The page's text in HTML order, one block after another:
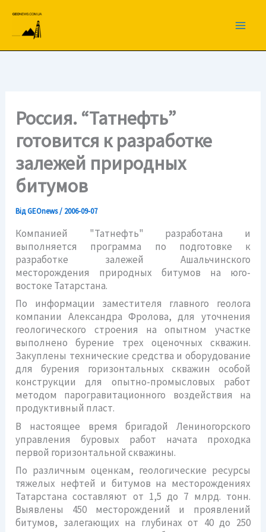
вмісту
Россия. “Татнефть”
готовится к разработке
залежей природных
битумов
ВідGEOnews/ 2006-09-07
Компанией "Татнефть" разработана и
выполняется программа по подготовке к
разработке залежей Ашальчинского
месторождения природных битумов на юго-
востоке Татарстана.
По информации заместителя главного геолога
компании Александра Фролова, для уточнения
геологического строения на опытном участке
выполнено бурение трех оценочных скважин.
Закуплены технические средства и оборудование
для бурения горизонтальных скважин особой
конструкции для опытно-промысловых работ
методом парогравитационного воздействия на
продуктивный пласт.
В настоящее время бригадой Лениногорского
управления буровых работ начата проходка
первой горизонтальной скважины.
По различным оценкам, геологические ресурсы
тяжелых нефтей и битумов на месторождениях
Татарстана составляют от 1,5 до 7 млрд. тонн.
Выявлены 450 месторождений и проявлений
битумов, залегающих на глубинах от 40 до 250